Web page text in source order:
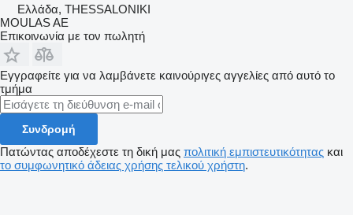
Ελλάδα, THESSALONIKI
MOULAS AE
Επικοινωνία με τον πωλητή
Εγγραφείτε για να λαμβάνετε καινούριγες αγγελίες από αυτό το
τμήμα
Συνδρομή
Πατώντας αποδέχεστε τη δική μας πολιτική εμπιστευτικότητας και
το συμφωνητικό άδειας χρήσης τελικού χρήστη.